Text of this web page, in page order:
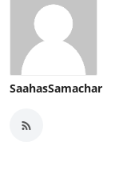
SaahasSamachar